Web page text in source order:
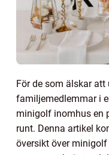
För de som älskar
familjemedlemmar i
minigolf inomhus en
runt. Denna artikel
översikt över